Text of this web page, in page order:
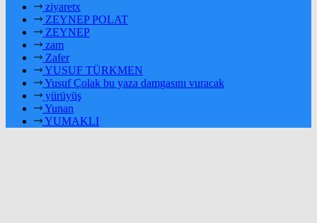
ziyaretx
ZEYNEP POLAT
ZEYNEP
zam
Zafer
YUSUF TÜRKMEN
Yusuf Çolak bu yaza damgasını vuracak
yürüyüş
Yunan
YUMAKLI